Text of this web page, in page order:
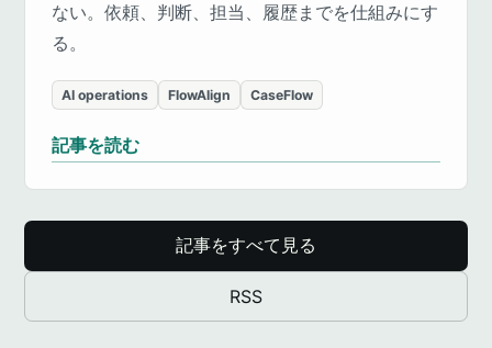
ない。依頼、判断、担当、履歴までを仕組みにす
る。
AI operations FlowAlign CaseFlow
記事を読む
記事をすべて見る
RSS